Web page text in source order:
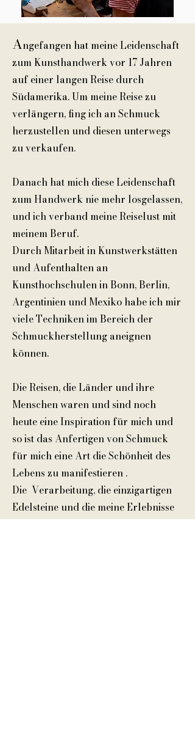
Angefangen hat meine Leidenschaft
zum Kunsthandwerk vor 17 Jahren
auf einer langen Reise durch
Südamerika. Um meine Reise zu
verlängern, fing ich an Schmuck
herzustellen und diesen unterwegs
zu verkaufen.
Danach hat mich diese Leidenschaft
zum Handwerk nie mehr losgelassen,
und ich verband meine Reiselust mit
meinem Beruf.
Durch Mitarbeit in Kunstwerkstätten
und Aufenthalten an
Kunsthochschulen in Bonn, Berlin,
Argentinien und Mexiko habe ich mir
viele Techniken im Bereich der
Schmuckherstellung aneignen
können.
Die Reisen, die Länder und ihre
Menschen waren und sind noch
heute eine Inspiration für mich und
so ist das Anfertigen von Schmuck
für mich eine Art die Schönheit des
Lebens zu manifestieren .
Die Verarbeitung, die einzigartigen
Edelsteine und die meine Erlebnisse
lassen jedes Unikat in Form